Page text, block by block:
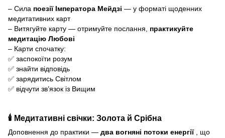
– Сила поезії Імператора Мейдзі — у форматі щоденних
медитативних карт
– Витягуйте карту — отримуйте послання, практикуйте
медитацію Любові
– Карти спочатку:
✅ заспокоїти розум
✅ знайти відповідь
✅ зарядитись Світлом
✅ відчути зв’язок із Вищим
🕯️ Медитативні свічки: Золота й Срібна
Доповнення до практики — два вогняні потоки енергії, що